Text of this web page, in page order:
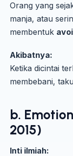
Orang yang
manja, atau
membentuk
Akibatnya:
Ketika dicintai
membebani,
b.
2015)
Inti ilmiah: